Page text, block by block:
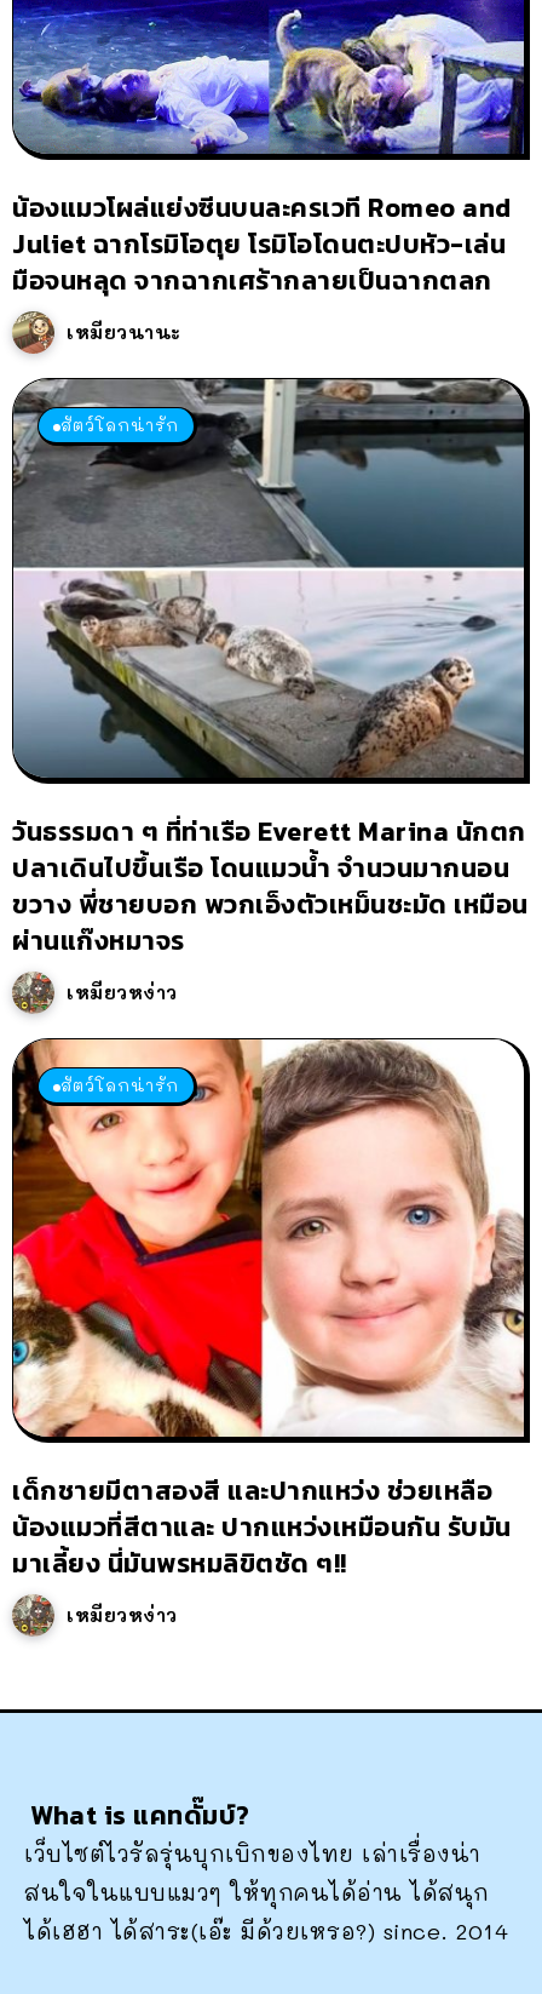
น้องแมวโผล่แย่งซีนบนละครเวที Romeo and
Juliet ฉากโรมิโอตุย โรมิโอโดนตะปบหัว-เล่น
มือจนหลุด จากฉากเศร้ากลายเป็นฉากตลก
เหมียวนานะ
สัตว์โลกน่ารัก
วันธรรมดา ๆ ที่ท่าเรือ Everett Marina นักตก
ปลาเดินไปขึ้นเรือ โดนแมวน้ำ จำนวนมากนอน
ขวาง พี่ชายบอก พวกเอ็งตัวเหม็นชะมัด เหมือน
ผ่านแก๊งหมาจร
เหมียวหง่าว
สัตว์โลกน่ารัก
เด็กชายมีตาสองสี และปากแหว่ง ช่วยเหลือ
น้องแมวที่สีตาและ ปากแหว่งเหมือนกัน รับมัน
มาเลี้ยง นี่มันพรหมลิขิตชัด ๆ!!
เหมียวหง่าว
What is แคทดั๊มบ์?
เว็บไซต์ไวรัลรุ่นบุกเบิกของไทย เล่าเรื่องน่า
สนใจในแบบแมวๆ ให้ทุกคนได้อ่าน ได้สนุก
ได้เฮฮา ได้สาระ(เอ๊ะ มีด้วยเหรอ?) since. 2014